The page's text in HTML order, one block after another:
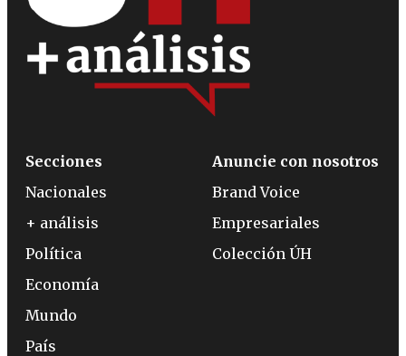
Secciones
Nacionales
+ análisis
Política
Economía
Mundo
País
Anuncie con nosotros
Brand Voice
Empresariales
Colección ÚH